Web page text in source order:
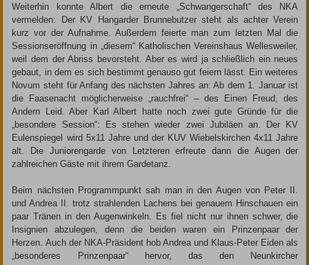
Weiterhin konnte Albert die erneute „Schwangerschaft“ des NKA
vermelden: Der KV Hangarder Brunnebutzer steht als achter Verein
kurz vor der Aufnahme. Außerdem feierte man zum letzten Mal die
Sessionseröffnung in „diesem“ Katholischen Vereinshaus Wellesweiler,
weil dem der Abriss bevorsteht. Aber es wird ja schließlich ein neues
gebaut, in dem es sich bestimmt genauso gut feiern lässt. Ein weiteres
Novum steht für Anfang des nächsten Jahres an: Ab dem 1. Januar ist
die Faasenacht möglicherweise „rauchfrei“ – des Einen Freud, des
Andern Leid. Aber Karl Albert hatte noch zwei gute Gründe für die
„besondere Session“: Es stehen wieder zwei Jubiläen an. Der KV
Eulenspiegel wird 5x11 Jahre und der KUV Wiebelskirchen 4x11 Jahre
alt. Die Juniorengarde von Letzteren erfreute dann die Augen der
zahlreichen Gäste mit ihrem Gardetanz.
Beim nächsten Programm­punkt sah man in den Augen von Peter II.
und Andrea II. trotz strahlenden Lachens bei genauem Hinschauen ein
paar Tränen in den Augenwinkeln. Es fiel nicht nur ihnen schwer, die
Insignien abzulegen, denn die beiden waren ein Prinzenpaar der
Herzen. Auch der NKA-Präsident hob Andrea und Klaus-Peter Eiden als
„besonderes Prinzen­paar“ hervor, das den Neunkircher